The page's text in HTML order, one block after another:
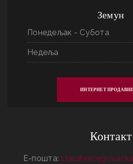
Земун
Понедељак - Субота
Недеља
ИНТЕРНЕТ
Контакт
Е-пошта: